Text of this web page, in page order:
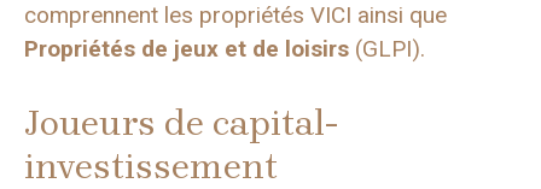
comprennent les propriétés VICI ainsi que
Propriétés de jeux et de loisirs (GLPI).
Joueurs de capital-
investissement